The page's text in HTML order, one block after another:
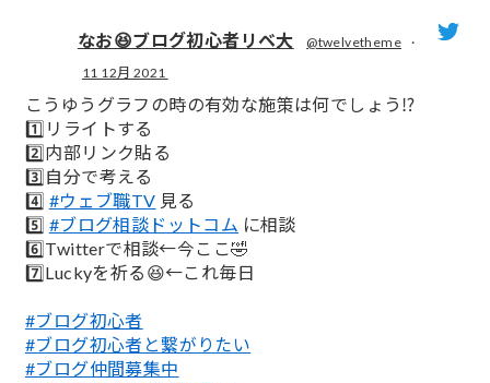
なお😆ブログ初心者リベ大 @twelvetheme
·
11 12月 2021
こうゆうグラフの時の有効な施策は何でしょう⁉️
1️⃣リライトする
2️⃣内部リンク貼る
3️⃣自分で考える
4️⃣ #ウェブ職TV 見る
5️⃣ #ブログ相談ドットコム に相談
6️⃣Twitterで相談←今ここ🤣
7️⃣Luckyを祈る😆←これ毎日
#ブログ初心者
#ブログ初心者と繋がりたい
#ブログ仲間募集中